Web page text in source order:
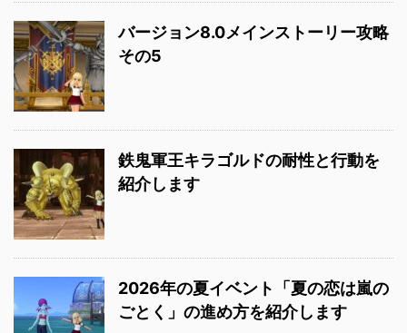
バージョン8.0メインストーリー攻略
その5
鉄鬼軍王キラゴルドの耐性と行動を
紹介します
2026年の夏イベント「夏の恋は嵐の
ごとく」の進め方を紹介します